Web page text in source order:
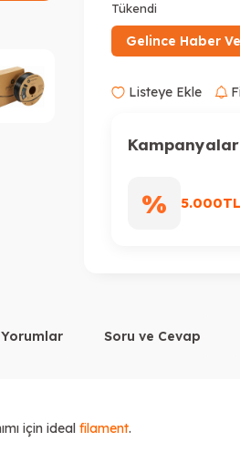
Tükendi
Gelince Haber
Listeye Ekle
Kampanyalar
%
Yorumlar Soru ve Cevap
için ideal filament.